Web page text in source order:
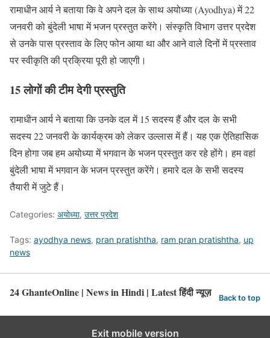
रामाधीन आर्य ने बताया कि वे अपने दल के साथ अयोध्या (Ayodhya) में 22
जनवरी को बुंदेली भाषा में भजन प्रस्तुत करेंगे। संस्कृति विभाग उत्तर प्रदेश
से उनके पास प्रस्ताव के लिए फोन आया था और आने वाले दिनों में प्रस्ताव
पर स्वीकृति की प्रक्रिया पूरी हो जाएगी।
15 लोगों की टीम देगी प्रस्तुति
रामाधीन आर्य ने बताया कि उनके दल में 15 सदस्य हैं और दल के सभी
सदस्य 22 जनवरी के कार्यक्रम को लेकर उल्लास में हैं। यह एक ऐतिहासिक
दिन होगा जब हम अयोध्या में भगवान के भजन प्रस्तुत कर रहे होंगे। हम वहां
बुंदेली भाषा में भगवान के भजन प्रस्तुत करेंगे। हमारे दल के सभी सदस्य
तैयारी में जुटे हैं।
Categories: अयोध्या, उत्तर प्रदेश
Tags: ayodhya news, pran pratishtha, ram pran pratishtha, up
news
24 GhanteOnline | News in Hindi | Latest हिंदी न्यूज़ Back to top
Exit mobile version